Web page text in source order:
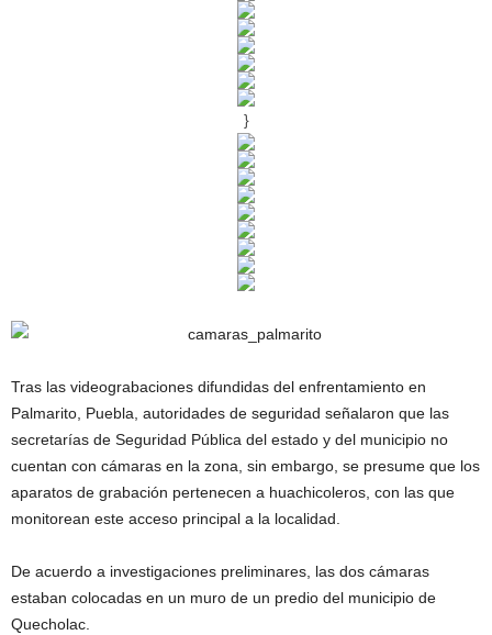
}
Tras las videograbaciones difundidas del enfrentamiento en
Palmarito, Puebla, autoridades de seguridad señalaron que las
secretarías de Seguridad Pública del estado y del municipio no
cuentan con cámaras en la zona, sin embargo, se presume que los
aparatos de grabación pertenecen a huachicoleros, con las que
monitorean este acceso principal a la localidad.
De acuerdo a investigaciones preliminares, las dos cámaras
estaban colocadas en un muro de un predio del municipio de
Quecholac.